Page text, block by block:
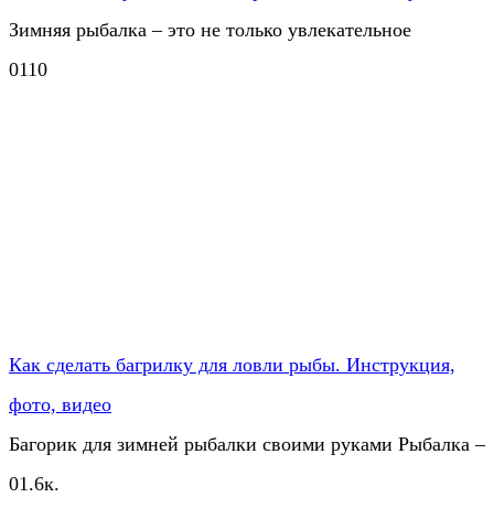
Зимняя рыбалка – это не только увлекательное
0110
Как сделать багрилку для ловли рыбы. Инструкция,
фото, видео
Багорик для зимней рыбалки своими руками Рыбалка –
01.6к.